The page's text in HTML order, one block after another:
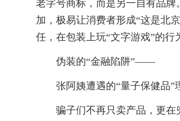
老字号商标，而是另一自有品
加，极易让消费者形成“这是北
任，在包装上玩“文字游戏”的行
伪装的“金融陷阱”——
张阿姨遭遇的“量子保健品”理
骗子们不再只卖产品，更在兜